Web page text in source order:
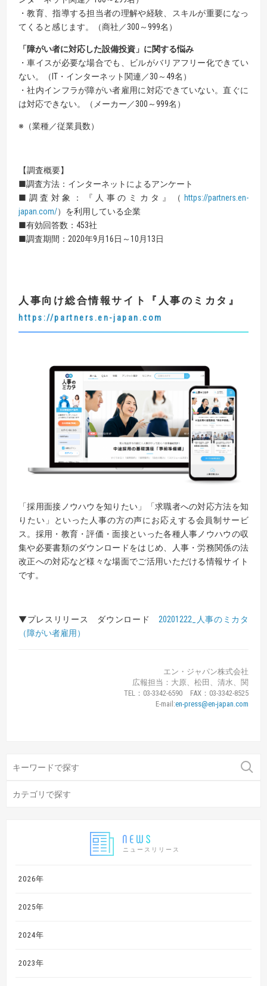
ニュースリリース
2026年
2025年
2024年
2023年
・教育、指導する担当者の理解や経験、スキルが重要になっ
てくると感じます。（商社／300～999名）
「障がい者に対応した設備投資」に関する悩み
・車イスが必要な場合でも、ビルがバリアフリー化できてい
ない。（IT・インターネット関連／30～49名）
・社内インフラが障がい者雇用に対応できていない。直ぐに
は対応できない。（メーカー／300～999名）
※（業種／従業員数）
【調査概要】
■調査方法：インターネットによるアンケート
■調査対象：『人事のミカタ』（ https://partners.en-
japan.com/）を利用している企業
■有効回答数：453社
■調査期間：2020年9月16日～10月13日
人事向け総合情報サイト 『 人事のミカタ 』
https://partners.en-japan.com
「採用面接ノウハウを知りたい」「求職者への対応方法を知
りたい」といった人事の方の声にお応えする会員制サービ
ス。採用・教育・評価・面接といった各種人事ノウハウの収
集や必要書類のダウンロードをはじめ、人事・労務関係の法
改正への対応など様々な場面でご活用いただける情報サイト
です。
▼プレスリリース ダウンロード 20201222_人事のミカタ
（障がい者雇用）
エン・ジャパン株式会社
広報担当：大原、松田、清水、関
TEL：03-3342-6590 FAX：03-3342-8525
E-mail:en-press@en-japan.com